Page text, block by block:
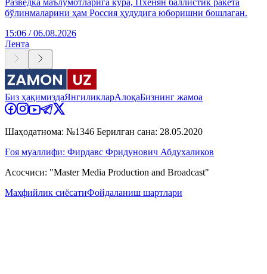
Разведка маълумотларига кўра, Пхенян баллистик ракета
бўлинмаларини ҳам Россия ҳудудига юборишни бошлаган.
15:06 / 06.08.2026
Лента
Биз ҳақимиздаЯнгиликларАлоқаБизнинг жамоа
Шаҳодатнома: №1346 Берилган сана: 28.05.2020
Ғоя муаллифи: Фирдавс Фридунович Абдухаликов
Асосчиси: "Master Media Production and Broadcast"
Махфийлик сиёсатиФойдаланиш шартлари